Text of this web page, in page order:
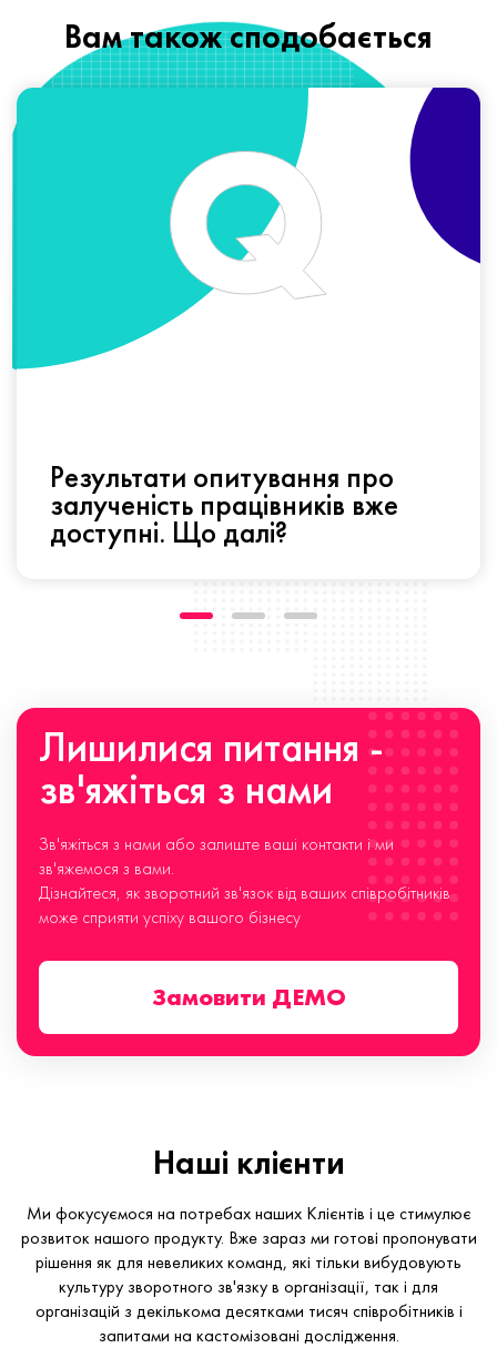
Вам також сподобається
Результати опитування про
залученість працівників вже
доступні. Що далі?
Лишилися питання -
зв'яжіться з нами
Зв'яжіться з нами або залиште ваші контакти і ми
зв'яжемося з вами.
Дізнайтеся, як зворотний зв'язок від ваших співробітників
може сприяти успіху вашого бізнесу
Замовити ДЕМО
Наші клієнти
Ми фокусуємося на потребах наших Клієнтів і це стимулює
розвиток нашого продукту. Вже зараз ми готові пропонувати
рішення як для невеликих команд, які тільки вибудовують
культуру зворотного зв'язку в організації, так і для
організацій з декількома десятками тисяч співробітників і
запитами на кастомізовані дослідження.